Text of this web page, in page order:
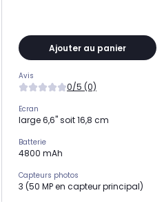
Ajouter au panier
Avis
0/5 (0)
Ecran
large 6,6" soit 16,8 cm
Batterie
4800 mAh
Capteurs photos
3 (50 MP en capteur principal)